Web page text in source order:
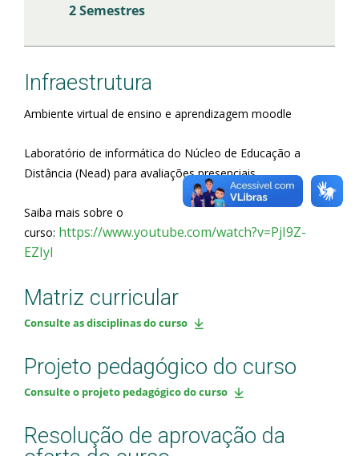
2 Semestres
Infraestrutura
Ambiente virtual de ensino e aprendizagem moodle
Laboratório de informática do Núcleo de Educação a
Distância (Nead) para avaliações presenciais.
Saiba mais sobre o
curso: https://www.youtube.com/watch?v=PjI9Z-
EZIyI
Matriz curricular
Consulte as disciplinas do curso
Projeto pedagógico do curso
Consulte o projeto pedagógico do curso
Resolução de aprovação da